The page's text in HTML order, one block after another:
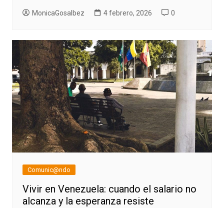
MonicaGosalbez 4 febrero, 2026 0
Comunic@ndo
Vivir en Venezuela: cuando el salario no
alcanza y la esperanza resiste